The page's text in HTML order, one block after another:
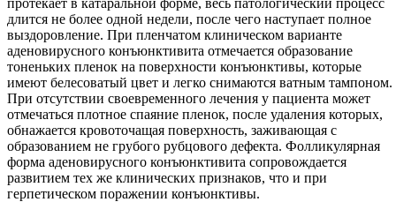
длится не более одной недели, после чего наступает полное
выздоровление. При пленчатом клиническом варианте
аденовирусного конъюнктивита отмечается образование
тоненьких пленок на поверхности конъюнктивы, которые
имеют белесоватый цвет и легко снимаются ватным тампоном.
При отсутствии своевременного лечения у пациента может
отмечаться плотное спаяние пленок, после удаления которых,
обнажается кровоточащая поверхность, заживающая с
образованием не грубого рубцового дефекта. Фолликулярная
форма аденовирусного конъюнктивита сопровождается
развитием тех же клинических признаков, что и при
герпетическом поражении конъюнктивы.